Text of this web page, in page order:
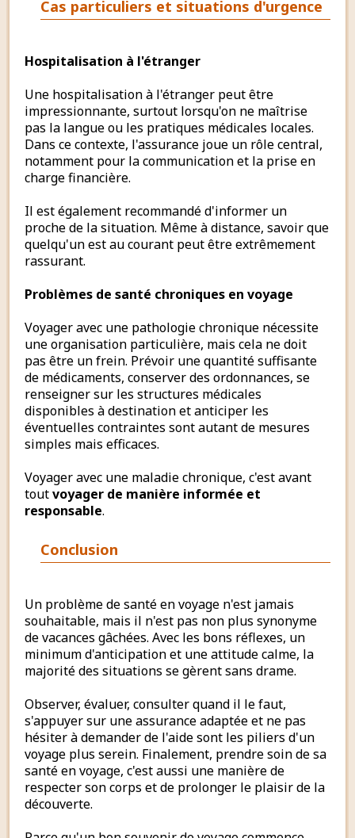
Cas particuliers et situations d'urgence
Hospitalisation à l'étranger
Une hospitalisation à l'étranger peut être
impressionnante, surtout lorsqu'on ne maîtrise
pas la langue ou les pratiques médicales locales.
Dans ce contexte, l'assurance joue un rôle central,
notamment pour la communication et la prise en
charge financière.
Il est également recommandé d'informer un
proche de la situation. Même à distance, savoir que
quelqu'un est au courant peut être extrêmement
rassurant.
Problèmes de santé chroniques en voyage
Voyager avec une pathologie chronique nécessite
une organisation particulière, mais cela ne doit
pas être un frein. Prévoir une quantité suffisante
de médicaments, conserver des ordonnances, se
renseigner sur les structures médicales
disponibles à destination et anticiper les
éventuelles contraintes sont autant de mesures
simples mais efficaces.
Voyager avec une maladie chronique, c'est avant
toutvoyager de manière informée et
responsable.
Conclusion
Un problème de santé en voyage n'est jamais
souhaitable, mais il n'est pas non plus synonyme
de vacances gâchées. Avec les bons réflexes, un
minimum d'anticipation et une attitude calme, la
majorité des situations se gèrent sans drame.
Observer, évaluer, consulter quand il le faut,
s'appuyer sur une assurance adaptée et ne pas
hésiter à demander de l'aide sont les piliers d'un
voyage plus serein. Finalement, prendre soin de sa
santé en voyage, c'est aussi une manière de
respecter son corps et de prolonger le plaisir de la
découverte.